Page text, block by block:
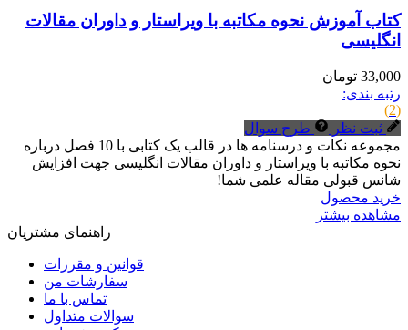
کتاب آموزش نحوه مکاتبه با ویراستار و داوران مقالات
انگلیسی
33,000 تومان
رتبه بندی:
(2)
ثبت نظر
طرح سوال
مجموعه نکات و درسنامه ها در قالب یک کتابی با 10 فصل درباره
نحوه مکاتبه با ویراستار و داوران مقالات انگلیسی جهت افزایش
شانس قبولی مقاله علمی شما!
خرید محصول
مشاهده بیشتر
راهنمای مشتریان
قوانین و مقررات
سفارشات من
تماس با ما
سوالات متداول